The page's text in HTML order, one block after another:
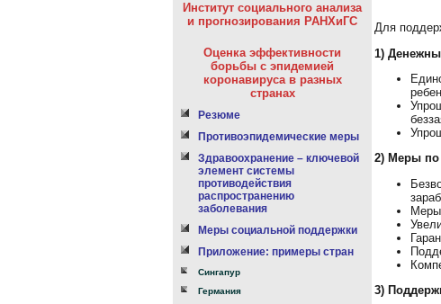
Институт социального анализа
и прогнозирования РАНХиГС
Оценка эффективности
борьбы с эпидемией
коронавируса в разных
странах
Резюме
Противоэпидемические меры
Здравоохранение – ключевой
элемент системы
противодействия
распространению
заболевания
Меры социальной поддержки
Приложение: примеры стран
Сингапур
Германия
Для
1)
2) Меры по
Меры
3)